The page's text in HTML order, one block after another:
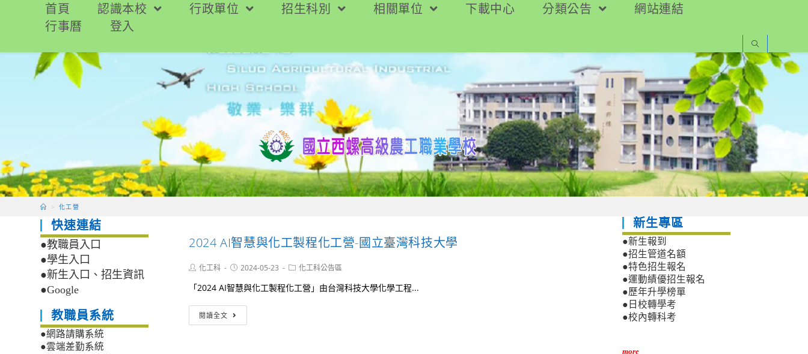
要
首頁 認識本校 行政單位 招生科別 相關單位 下載中心 分類公告
網站連結
行事曆
登入
> 化工營
2024 AI智慧與化工製程化工營-國立臺灣科技大學
Post化工科
Post2024-05-23
Post化工科公告區
「2024 AI智慧與化工製程化工營」由台灣科技大學化學工程...
閱讀全文
快速連結
●教職員入口
●學生入口
●新生入口、招生資訊
●Google
教職員系統
●網路請購系統
●雲端差勤系統
新生專區
●新生報到
●招生管道名額
●特色招生報名
●運動績優招生報名
●歷年升學榜單
●日校轉學考
●校內轉科考
more